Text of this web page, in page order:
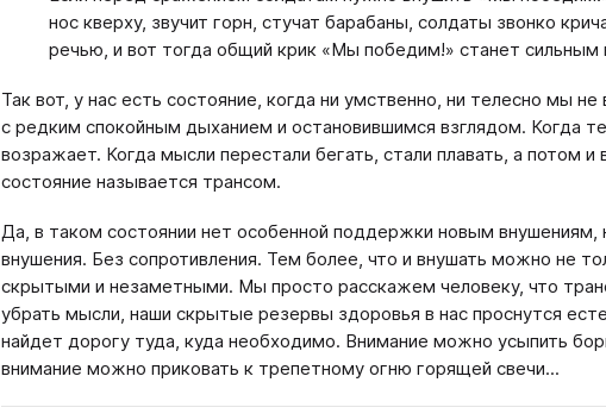
нос кверху, звучит горн, стучат барабаны, солдаты звонко
речью, и вот тогда общий крик «Мы победим!» станет сильным
Так вот, у нас есть состояние, когда ни умственно, ни телесно мы
с редким спокойным дыханием и остановившимся взглядом. Когда
возражает. Когда мысли перестали бегать, стали плавать, а потом
состояние называется трансом.
Да, в таком состоянии нет особенной поддержки новым внушениям,
внушения. Без сопротивления. Тем более, что и внушать можно не
скрытыми и незаметными. Мы просто расскажем человеку, что
убрать мысли, наши скрытые резервы здоровья в нас проснутся
найдет дорогу туда, куда необходимо. Внимание можно усыпить
внимание можно приковать к трепетному огню горящей свечи...